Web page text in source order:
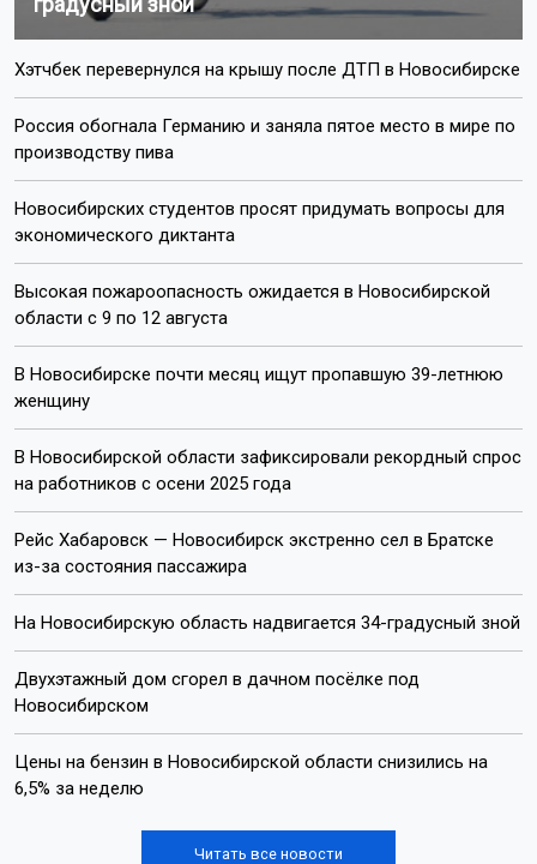
Хэтчбек перевернулся на крышу после ДТП в Новосибирске
Россия обогнала Германию и заняла пятое место в мире по
производству пива
Новосибирских студентов просят придумать вопросы для
экономического диктанта
Высокая пожароопасность ожидается в Новосибирской
области с 9 по 12 августа
В Новосибирске почти месяц ищут пропавшую 39-летнюю
женщину
В Новосибирской области зафиксировали рекордный спрос
на работников с осени 2025 года
Рейс Хабаровск — Новосибирск экстренно сел в Братске
из-за состояния пассажира
На Новосибирскую область надвигается 34-градусный зной
Двухэтажный дом сгорел в дачном посёлке под
Новосибирском
Цены на бензин в Новосибирской области снизились на
6,5% за неделю
Читать все новости